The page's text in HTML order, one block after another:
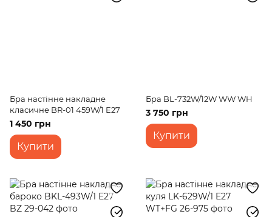
Бра настінне накладне
класичне BR-01 459W/1 E27
1 450 грн
Купити
Бра BL-732W/12W WW WH
3 750 грн
Купити